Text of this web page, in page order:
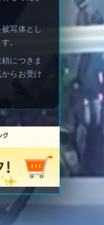
写体とし
。
につきま
らお受け